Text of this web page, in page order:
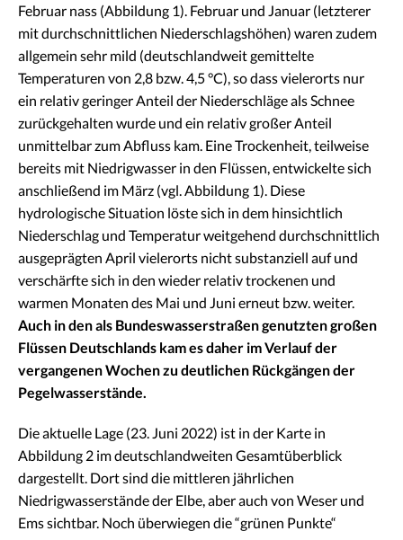
Februar nass (Abbildung 1). Februar und Januar (letzterer
mit durchschnittlichen Niederschlagshöhen) waren zudem
allgemein sehr mild (deutschlandweit gemittelte
Temperaturen von 2,8 bzw. 4,5 °C), so dass vielerorts nur
ein relativ geringer Anteil der Niederschläge als Schnee
zurückgehalten wurde und ein relativ großer Anteil
unmittelbar zum Abfluss kam. Eine Trockenheit, teilweise
bereits mit Niedrigwasser in den Flüssen, entwickelte sich
anschließend im März (vgl. Abbildung 1). Diese
hydrologische Situation löste sich in dem hinsichtlich
Niederschlag und Temperatur weitgehend durchschnittlich
ausgeprägten April vielerorts nicht substanziell auf und
verschärfte sich in den wieder relativ trockenen und
warmen Monaten des Mai und Juni erneut bzw. weiter.
Auch in den als Bundeswasserstraßen genutzten großen
Flüssen Deutschlands kam es daher im Verlauf der
vergangenen Wochen zu deutlichen Rückgängen der
Pegelwasserstände.
Die aktuelle Lage (23. Juni 2022) ist in der Karte in
Abbildung 2 im deutschlandweiten Gesamtüberblick
dargestellt. Dort sind die mittleren jährlichen
Niedrigwasserstände der Elbe, aber auch von Weser und
Ems sichtbar. Noch überwiegen die “grünen Punkte“